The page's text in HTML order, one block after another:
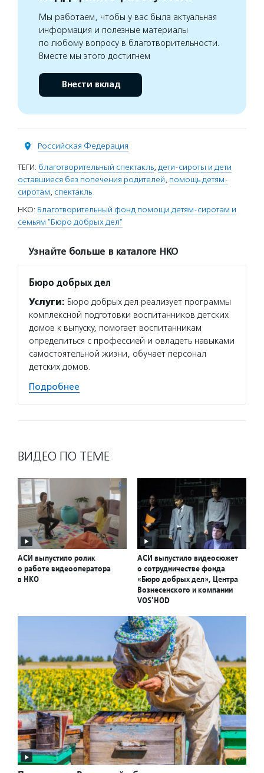
Мы работаем, чтобы у вас была актуальная
информация и полезные материалы
по любому вопросу в благотворительности.
Вместе мы этого достигнем
Внести вклад
Российская Федерация
ТЕГИ: благотворительный спектакль, дети-сироты и дети
оставшиеся без попечения родителей, помощь детям-
сиротам, спектакль
НКО: Благотворительный фонд помощи детям-сиротам и
семьям "Бюро добрых дел"
Узнайте больше в каталоге НКО
Бюро добрых дел
Услуги: Бюро добрых дел реализует программы
комплексной подготовки воспитанников детских
домов к выпуску, помогает воспитанникам
определиться с профессией и овладеть навыками
самостоятельной жизни, обучает персонал
детских домов.
Подробнее
ВИДЕО ПО ТЕМЕ
АСИ выпустило ролик
о работе видеооператора
в НКО
АСИ выпустило видеосюжет
о сотрудничестве фонда
«Бюро добрых дел», Центра
Вознесенского и компании
VOS’HOD